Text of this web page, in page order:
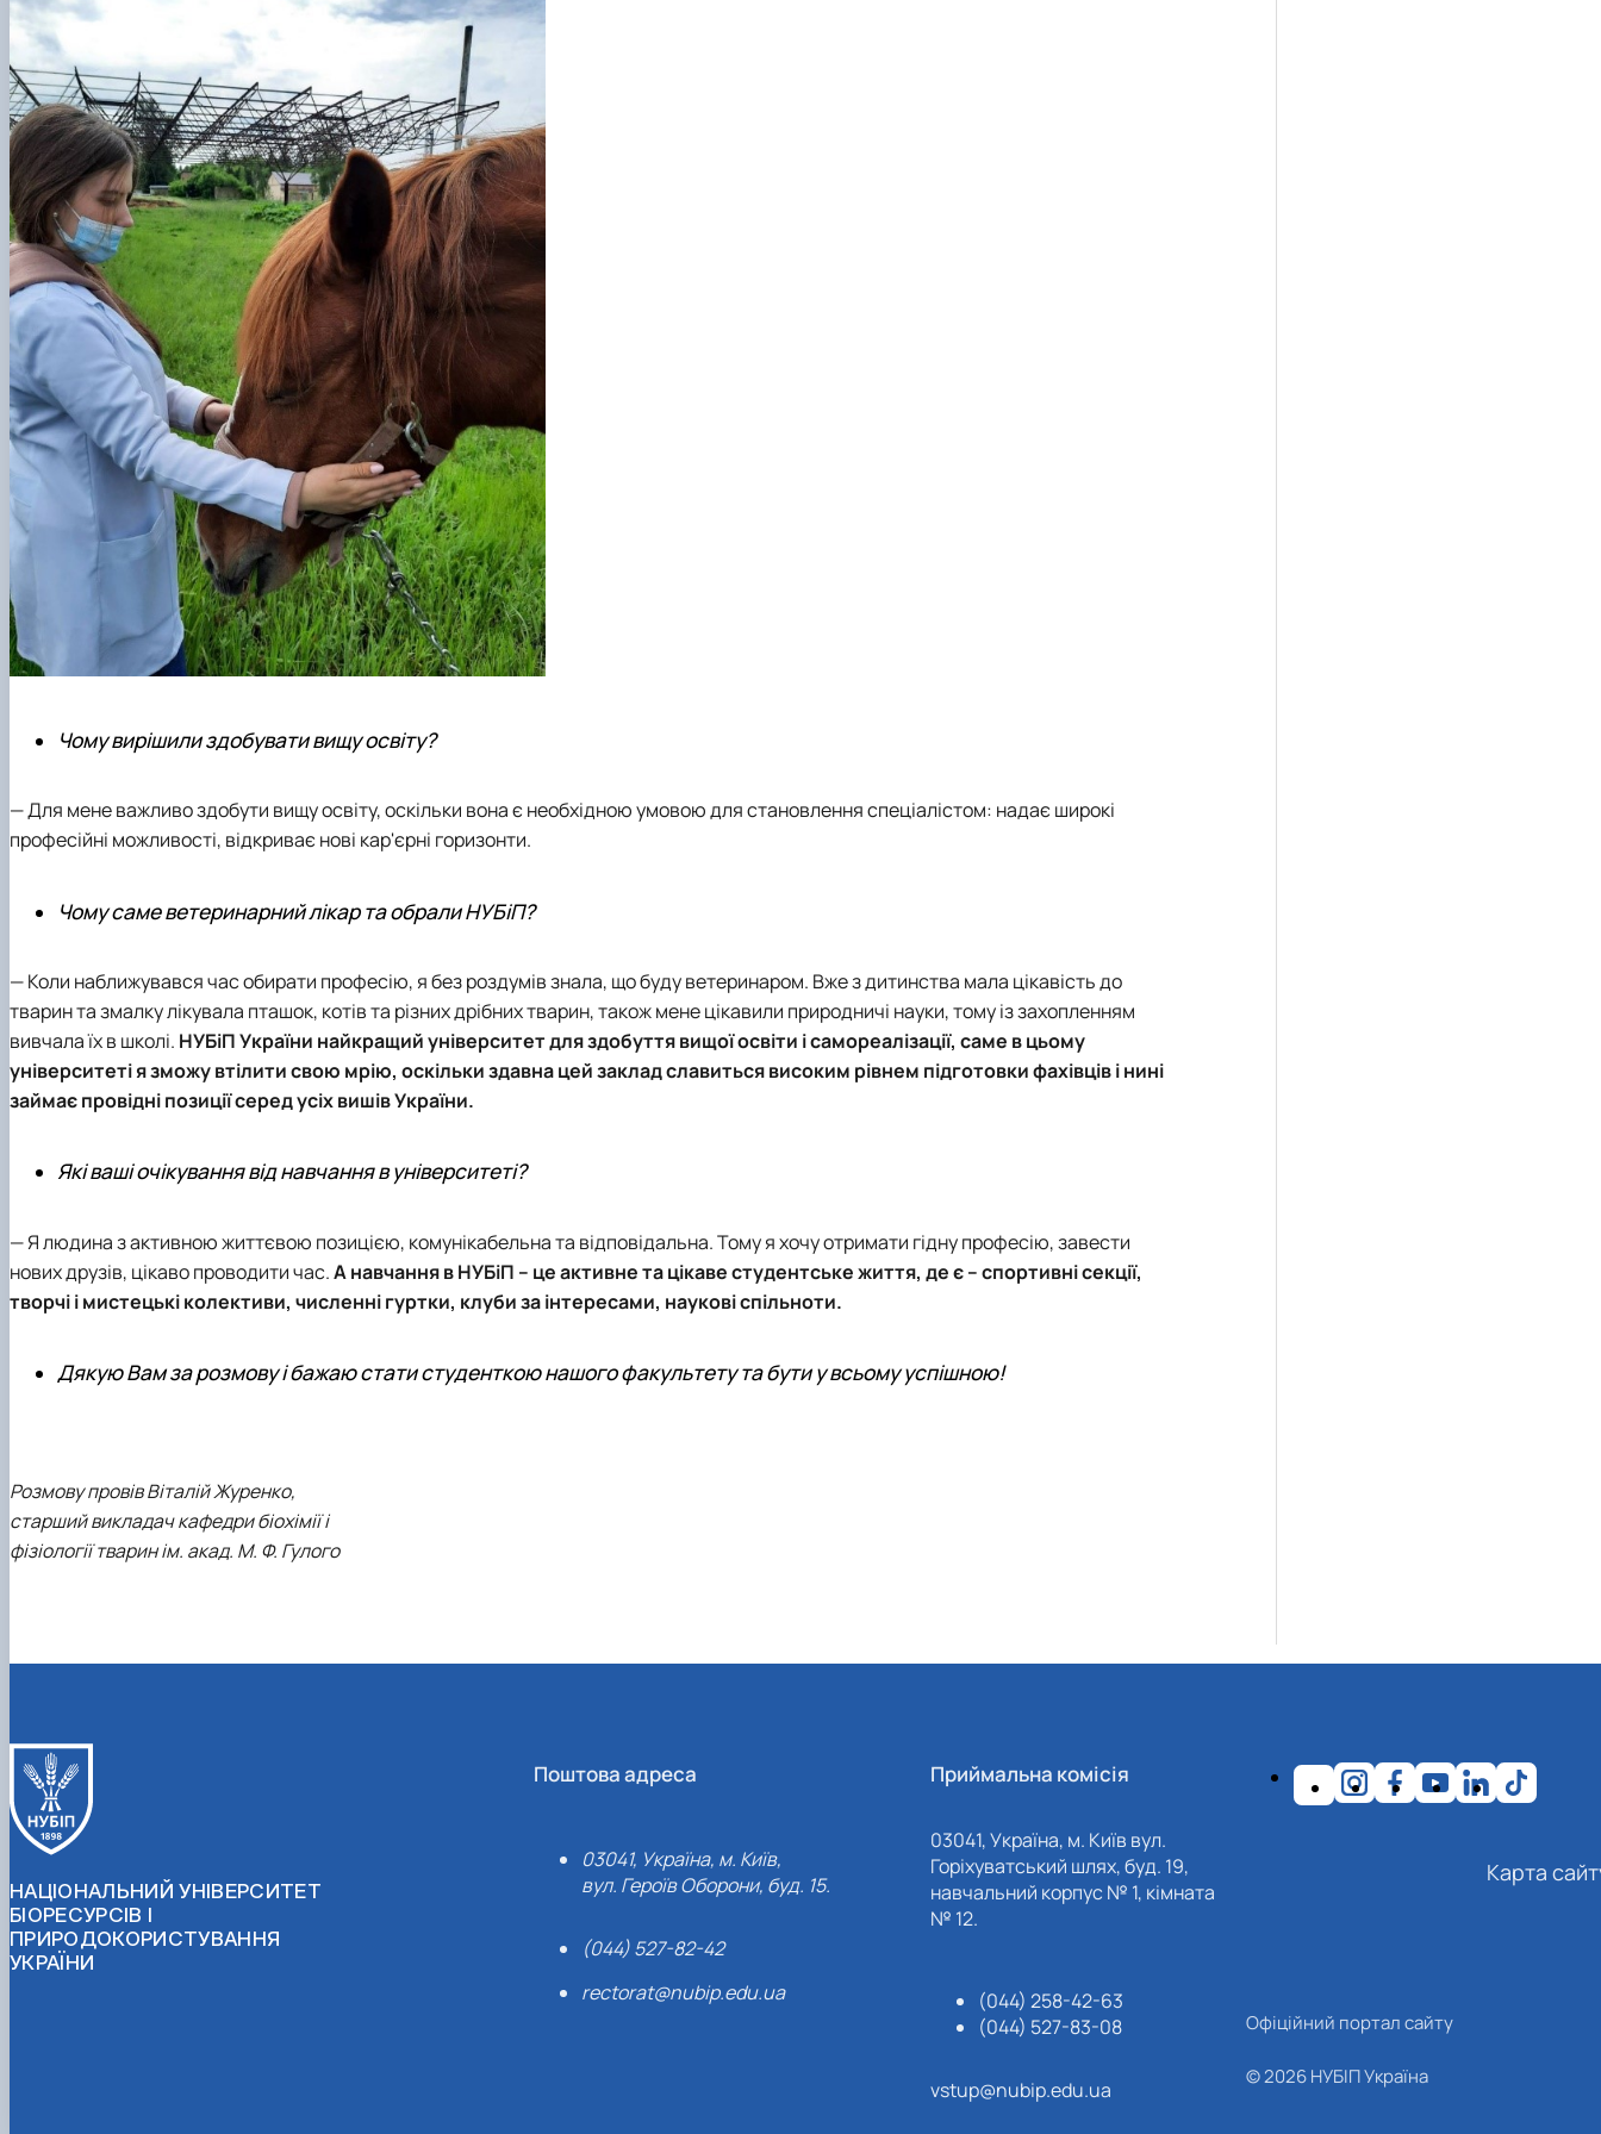
Чому вирішили здобувати вищу освіту?
— Для мене важливо здобути вищу освіту, оскільки вона є необхідною умовою для становлення спеціалістом: надає широкі
професійні можливості, відкриває нові кар'єрні горизонти.
Чому саме ветеринарний лікар та обрали НУБіП?
— Коли наближувався час обирати професію, я без роздумів знала, що буду ветеринаром. Вже з дитинства мала цікавість до
тварин та змалку лікувала пташок, котів та різних дрібних тварин, також мене цікавили природничі науки, тому із захопленням
вивчала їх в школі. НУБіП України найкращий університет для здобуття вищої освіти і самореалізації, саме в цьому
університеті я зможу втілити свою мрію, оскільки здавна цей заклад славиться високим рівнем підготовки фахівців і нині
займає провідні позиції серед усіх вишів України.
Які ваші очікування від навчання в університеті?
— Я людина з активною життєвою позицією, комунікабельна та відповідальна. Тому я хочу отримати гідну професію, завести
нових друзів, цікаво проводити час.А навчання вНУБіП – це активне та цікаве студентське життя, де є – спортивні секції,
творчі і мистецькі колективи, численні гуртки, клуби за інтересами, наукові спільноти.
Дякую Вам за розмову і бажаю стати студенткою нашого факультету та бути у всьому успішною!
Розмову провів Віталій Журенко,
старший викладач кафедри біохімії і
фізіології тварин ім. акад. М. Ф. Гулого
НАЦІОНАЛЬНИЙ УНІВЕРСИТЕТ
БІОРЕСУРСІВ І
ПРИРОДОКОРИСТУВАННЯ
УКРАЇНИ
Поштова адреса
03041, Україна, м. Київ,
вул. Героїв Оборони, буд. 15.
(044) 527-82-42
rectorat@nubip.edu.ua
Приймальна комісія
03041, Україна, м. Київ вул.
Горіхуватський шлях, буд. 19,
навчальний корпус № 1, кімната
№ 12.
(044) 258-42-63
(044) 527-83-08
vstup@nubip.edu.ua
Карта
Офіційний портал сайту
© 2026 НУБІП Україна